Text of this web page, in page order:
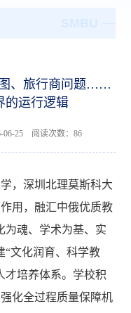
、旅行商问题……
的运行逻辑
25 阅读次数： 86
，深圳北理莫斯科大
用，融汇中俄优质教
为魂、学术为基、实
“文化润育、科学教
才培养体系。学校积
化全过程质量保障机